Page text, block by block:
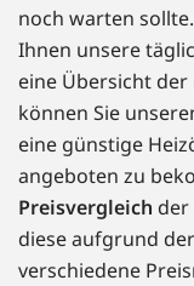
noch warten
Ihnen unsere
eine Übersicht
können Sie
eine günstige
angeboten zu
Preisvergleich der
diese aufgrund
verschiedene